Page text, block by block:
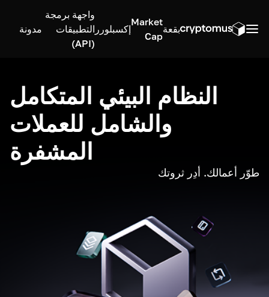
بقعة
Market
Cap
إكسبلورر
واجهة برمجة
التطبيقات
(API)
مدونة
النظام البيئي المتكامل
والشامل للعملات
المشفرة
طوّر أعمالك. أدِر ثروتك